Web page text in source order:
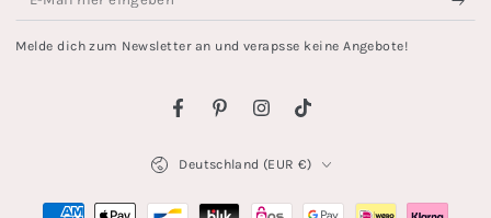
Mail
Melde dich zum Newsletter an und verapsse keine Angebote!
FacebookPinterestInstagram
TikTok
Deutschland (EUR €)
Zahlungsmöglichkeiten